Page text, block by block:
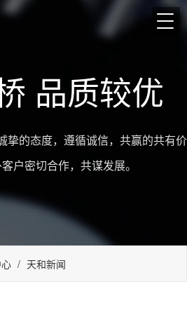
品质较优
挚的态度，遵循诚信，共赢的共有价
户密切合作，共谋发展。
/ 天和新闻